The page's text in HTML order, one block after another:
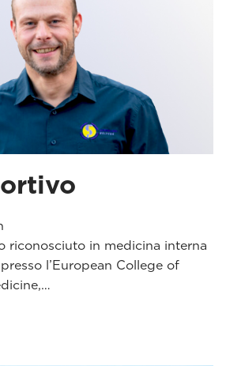
riconosciuto in medicina interna
l’European College of